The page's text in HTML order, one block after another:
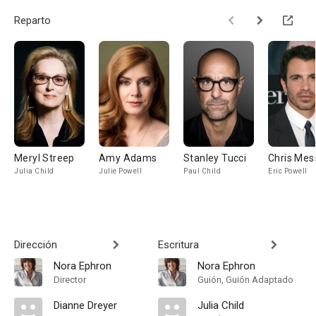
Reparto
Meryl Streep
Julia Child
Amy Adams
Julie Powell
Stanley Tucci
Paul Child
Chris
Eric Powell
Dirección
Nora Ephron
Director
Dianne Dreyer
Escritura
Nora Ephron
Guión, Guión Adaptado
Julia Child